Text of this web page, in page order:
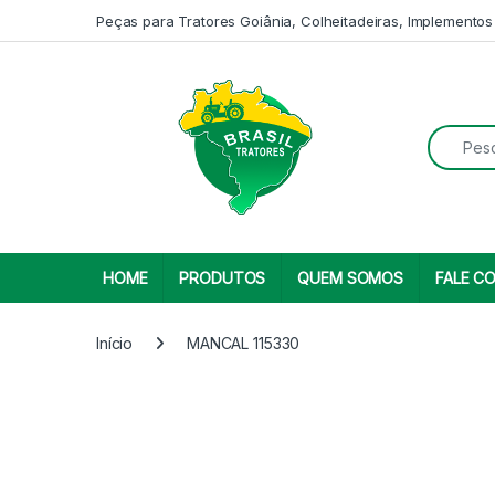
Peças para Tratores Goiânia, Colheitadeiras,
Search
HOME PRODUTOS QUEM SOMOS FALE
Início MANCAL 115330